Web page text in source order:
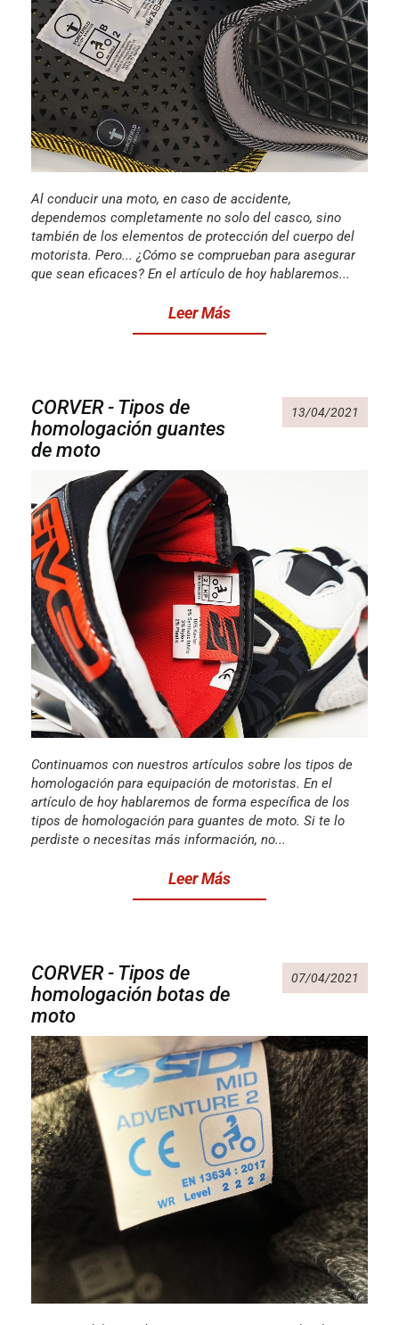
Al conducir una moto, en caso de accidente,
dependemos completamente no solo del casco, sino
también de los elementos de protección del cuerpo del
motorista. Pero... ¿Cómo se comprueban para asegurar
que sean eficaces? En el artículo de hoy hablaremos...
Leer Más
CORVER - Tipos de
homologación guantes
de moto
13/04/2021
Continuamos con nuestros artículos sobre los tipos de
homologación para equipación de motoristas. En el
artículo de hoy hablaremos de forma específica de los
tipos de homologación para guantes de moto. Si te lo
perdiste o necesitas más información, no...
Leer Más
CORVER - Tipos de
homologación botas de
moto
07/04/2021